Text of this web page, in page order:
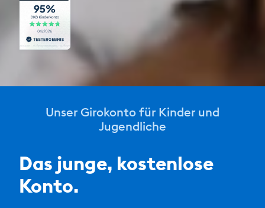
Unser Girokonto für Kinder und
Jugendliche
Das junge, kostenlose
Konto.